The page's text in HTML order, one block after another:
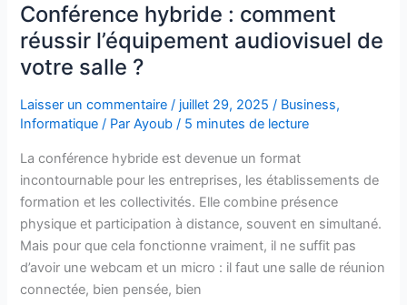
Conférence hybride : comment
réussir l’équipement audiovisuel de
votre salle ?
Laisser un commentaire / juillet 29, 2025/ Business,
Informatique / ParAyoub/ 5 minutes de lecture
La conférence hybride est devenue un format
incontournable pour les entreprises, les établissements de
formation et les collectivités. Elle combine présence
physique et participation à distance, souvent en simultané.
Mais pour que cela fonctionne vraiment, il ne suffit pas
d’avoir une webcam et un micro : il faut une salle de réunion
connectée, bien pensée, bien